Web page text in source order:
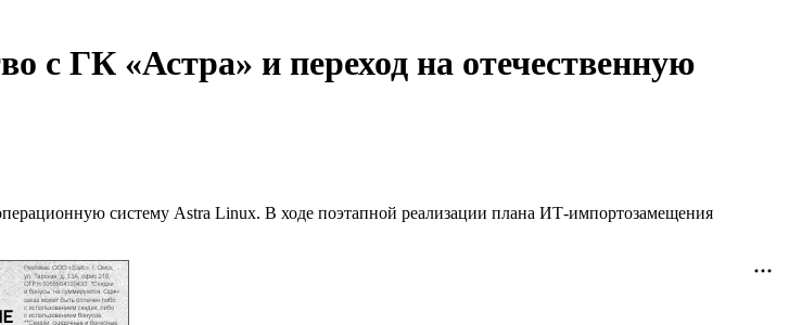
с ГК «Астра» и переход на отечественную
систему Astra Linux. В ходе поэтапной реализации плана ИТ-импортозамещения